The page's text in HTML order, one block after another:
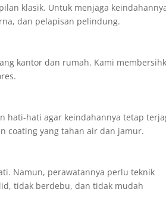
klasik. Untuk menjaga
dan pelapisan pelindung.
kantor dan rumah. Kami
hati-hati agar keindahannya tetap
coating yang tahan air dan jamur.
Namun, perawatannya perlu teknik
tidak berdebu, dan tidak mudah